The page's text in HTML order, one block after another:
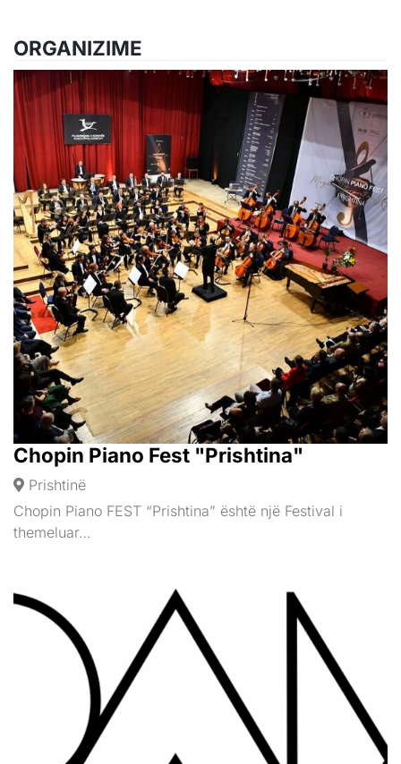
ORGANIZIME
Chopin Piano Fest "Prishtina"
Prishtinë
Chopin Piano FEST “Prishtina” është një Festival i
themeluar…